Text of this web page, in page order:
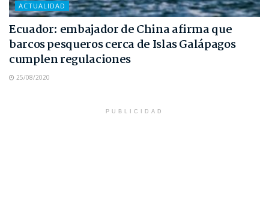
ACTUALIDAD
Ecuador: embajador de China afirma que
barcos pesqueros cerca de Islas Galápagos
cumplen regulaciones
25/08/2020
PUBLICIDAD